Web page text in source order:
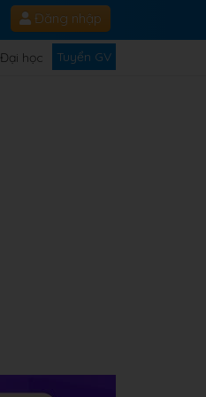
Đăng nhập
Đại học Tuyển GV